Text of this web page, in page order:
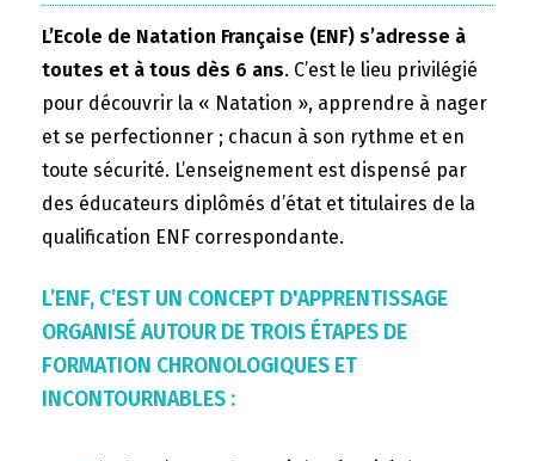
L’Ecole de Natation Française (ENF) s’adresse à
toutes et à tous dès 6 ans. C’est le lieu privilégié
pour découvrir la « Natation », apprendre à nager
et se perfectionner ; chacun à son rythme et en
toute sécurité. L’enseignement est dispensé par
des éducateurs diplômés d’état et titulaires de la
qualification ENF correspondante.
L’ENF, C’EST UN CONCEPT D'APPRENTISSAGE
ORGANISÉ AUTOUR DE TROIS ÉTAPES DE
FORMATION CHRONOLOGIQUES ET
INCONTOURNABLES :